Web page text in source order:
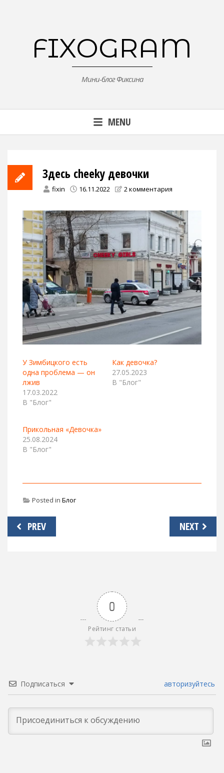
FIXOGRAM
Мини-блог Фиксина
MENU
Здесь cheeky девочки
fixin 16.11.2022 2 комментария
У Зимбицкого есть
одна проблема — он
лжив
17.03.2022
В "Блог"
Как девочка?
27.05.2023
В "Блог"
Прикольная «Девочка»
25.08.2024
В "Блог"
Posted in Блог
Навигация
по
PREV NEXT
0
Рейтинг статьи
Подписаться авторизуйтесь